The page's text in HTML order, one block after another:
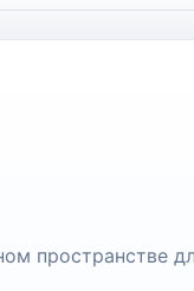
пространстве